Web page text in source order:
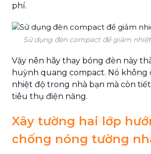
phí.
Sử dụng đèn compact để giảm
Vậy nên hãy thay bóng đèn này
huỳnh quang compact. Nó không
nhiệt độ trong nhà bạn mà còn
tiêu thụ điện năng.
Xây tường hai lớp
chống nóng tường